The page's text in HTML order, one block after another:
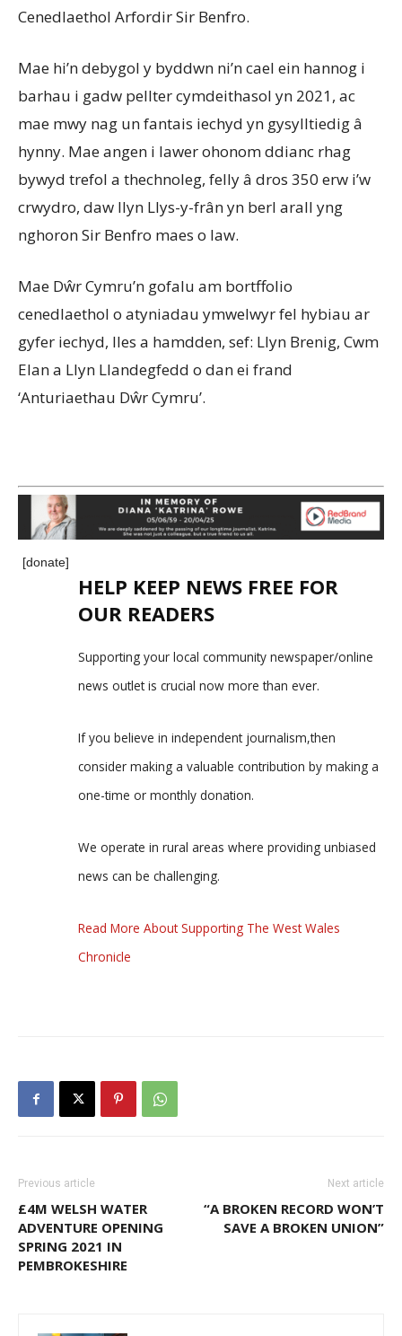
Cenedlaethol Arfordir Sir Benfro.
Mae hi’n debygol y byddwn ni’n cael ein hannog i
barhau i gadw pellter cymdeithasol yn 2021, ac
mae mwy nag un fantais iechyd yn gysylltiedig â
hynny. Mae angen i lawer ohonom ddianc rhag
bywyd trefol a thechnoleg, felly â dros 350 erw i’w
crwydro, daw llyn Llys-y-frân yn berl arall yng
nghoron Sir Benfro maes o law.
Mae Dŵr Cymru’n gofalu am bortffolio
cenedlaethol o atyniadau ymwelwyr fel hybiau ar
gyfer iechyd, lles a hamdden, sef: Llyn Brenig, Cwm
Elan a Llyn Llandegfedd o dan ei frand
‘Anturiaethau Dŵr Cymru’.
[donate]
HELP KEEP NEWS FREE FOR
OUR READERS
Supporting your local community newspaper/online
news outlet is crucial now more than ever.
If you believe in independent journalism,then
consider making a valuable contribution by making a
one-time or monthly donation.
We operate in rural areas where providing unbiased
news can be challenging.
Read More About Supporting The West Wales
Chronicle
Previous article
£4M WELSH WATER
ADVENTURE OPENING
SPRING 2021 IN
PEMBROKESHIRE
Next article
“A BROKEN RECORD WON’T
SAVE A BROKEN UNION”